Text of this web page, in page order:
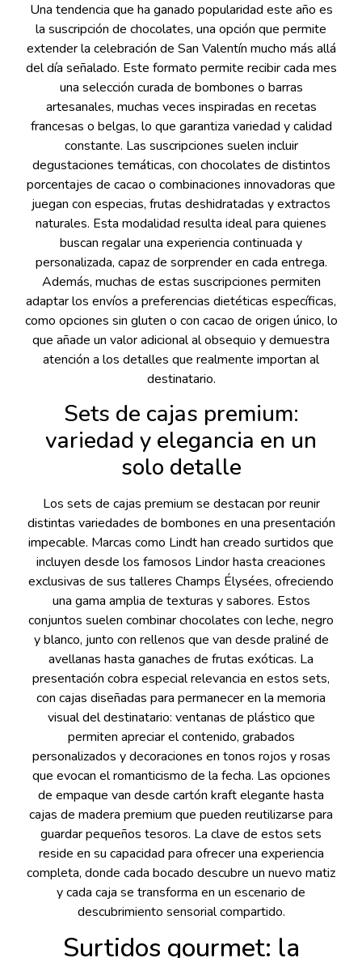
Una tendencia que ha ganado popularidad este año es
la suscripción de chocolates, una opción que permite
extender la celebración de San Valentín mucho más allá
del día señalado. Este formato permite recibir cada mes
una selección curada de bombones o barras
artesanales, muchas veces inspiradas en recetas
francesas o belgas, lo que garantiza variedad y calidad
constante. Las suscripciones suelen incluir
degustaciones temáticas, con chocolates de distintos
porcentajes de cacao o combinaciones innovadoras que
juegan con especias, frutas deshidratadas y extractos
naturales. Esta modalidad resulta ideal para quienes
buscan regalar una experiencia continuada y
personalizada, capaz de sorprender en cada entrega.
Además, muchas de estas suscripciones permiten
adaptar los envíos a preferencias dietéticas específicas,
como opciones sin gluten o con cacao de origen único, lo
que añade un valor adicional al obsequio y demuestra
atención a los detalles que realmente importan al
destinatario.
Sets de cajas premium:
variedad y elegancia en un
solo detalle
Los sets de cajas premium se destacan por reunir
distintas variedades de bombones en una presentación
impecable. Marcas como Lindt han creado surtidos que
incluyen desde los famosos Lindor hasta creaciones
exclusivas de sus talleres Champs Élysées, ofreciendo
una gama amplia de texturas y sabores. Estos
conjuntos suelen combinar chocolates con leche, negro
y blanco, junto con rellenos que van desde praliné de
avellanas hasta ganaches de frutas exóticas. La
presentación cobra especial relevancia en estos sets,
con cajas diseñadas para permanecer en la memoria
visual del destinatario: ventanas de plástico que
permiten apreciar el contenido, grabados
personalizados y decoraciones en tonos rojos y rosas
que evocan el romanticismo de la fecha. Las opciones
de empaque van desde cartón kraft elegante hasta
cajas de madera premium que pueden reutilizarse para
guardar pequeños tesoros. La clave de estos sets
reside en su capacidad para ofrecer una experiencia
completa, donde cada bocado descubre un nuevo matiz
y cada caja se transforma en un escenario de
descubrimiento sensorial compartido.
Surtidos gourmet: la